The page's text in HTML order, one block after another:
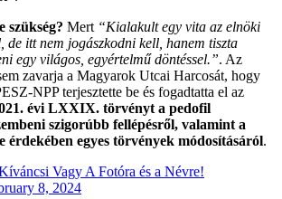
szükség? Mert “Kialakult egy vita az elnöki
de itt nem jogászkodni kell, hanem tiszta
egy világos, egyértelmű döntéssel.”. Az
zavarja a Magyarok Utcai Harcosát, hogy
NPP terjesztette be és fogadtatta el az
évi LXXIX. törvényt a pedofil
szigorúbb fellépésről, valamint a
érdekében egyes törvények módosításáról.
Vagy A Fotóra és a Névre!
8, 2024